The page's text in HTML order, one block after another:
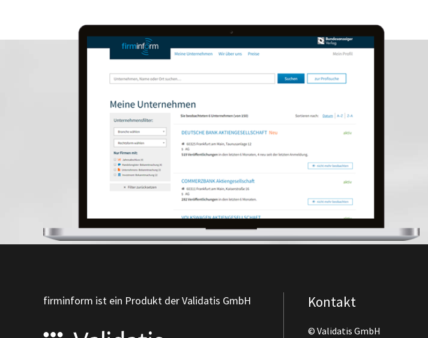
firminform ist ein Produkt der Validatis GmbH Kontakt
© Validatis GmbH